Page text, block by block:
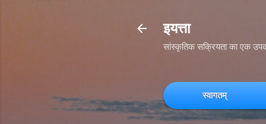
इयत्ता
सांस्कृतिक सक्रियता का एक
स्वागतम्